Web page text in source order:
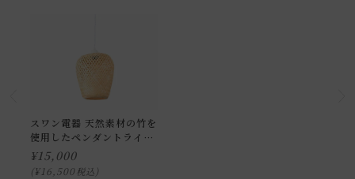
お届け時間帯(大型以外) は、
申し訳ございませんが、具体的な時間帯指定をしての出荷は
できません。
また、 日曜・祝日は、時間帯指定ができません。
スワン電器 天然素材の竹を
使用したペンダントライト
APE-061
¥15,000
¥16,500 税込